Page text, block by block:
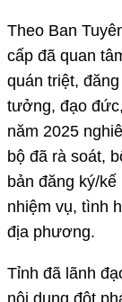
Theo Ban
cấp đã quan
quán triệt,
tưởng, đạo
năm 2025
bộ đã rà soát,
bản đăng ký/
nhiệm vụ, tình
địa phương.
Tỉnh đã lãnh